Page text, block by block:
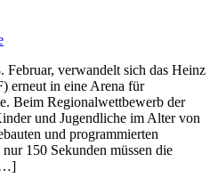
Februar, verwandelt sich das Heinz
erneut in eine Arena für
Beim Regionalwettbewerb der
und Jugendliche im Alter von
und programmierten
150 Sekunden müssen die